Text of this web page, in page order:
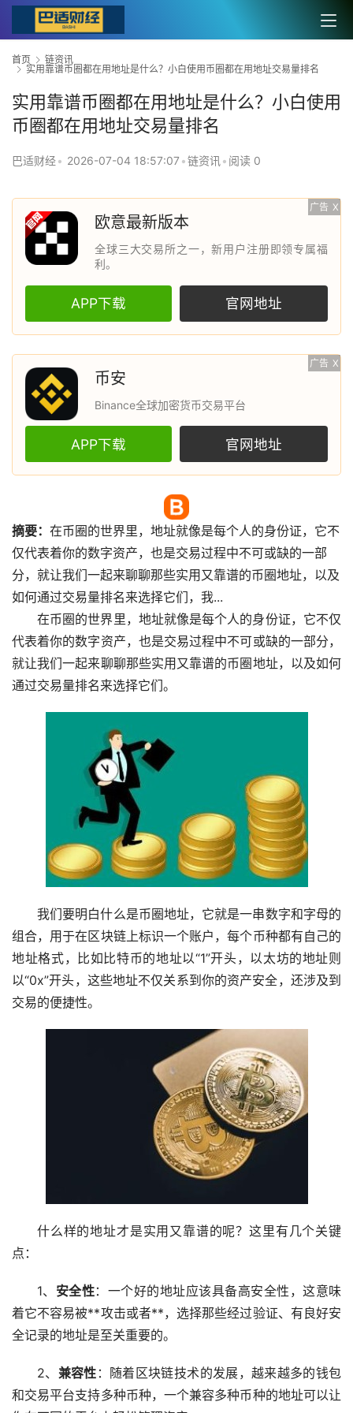
首页
链资讯
实用靠谱币圈都在用地址是什么？小白使用币圈都在用地址交易量排名
实用靠谱币圈都在用地址是什么？小白使用
币圈都在用地址交易量排名
巴适财经• 2026-07-04 18:57:07 •链资讯• 阅读 0
广告 X
欧意最新版本
全球三大交易所之一，新用户注册即领专属福
利。
APP下载 官网地址
广告 X
币安
Binance全球加密货币交易平台
APP下载 官网地址
摘要： 在币圈的世界里，地址就像是每个人的身份证，它不
仅代表着你的数字资产，也是交易过程中不可或缺的一部
分，就让我们一起来聊聊那些实用又靠谱的币圈地址，以及
如何通过交易量排名来选择它们，我...
在币圈的世界里，地址就像是每个人的身份证，它不仅
代表着你的数字资产，也是交易过程中不可或缺的一部分，
就让我们一起来聊聊那些实用又靠谱的币圈地址，以及如何
通过交易量排名来选择它们。
我们要明白什么是币圈地址，它就是一串数字和字母的
组合，用于在区块链上标识一个账户，每个币种都有自己的
地址格式，比如 比特币的地址以“1”开头， 以太坊的地址则
以“0x”开头，这些地址不仅关系到你的资产安全，还涉及到
交易的便捷性。
什么样的地址才是实用又靠谱的呢？这里有几个关键
点：
1、 安全性：一个好的地址应该具备高安全性，这意味
着它不容易被**攻击或者**，选择那些经过验证、有良好安
全记录的地址是至关重要的。
2、 兼容性 ：随着区块链技术的发展，越来越多的钱包
和交易平台支持多种币种，一个兼容多种币种的地址可以让